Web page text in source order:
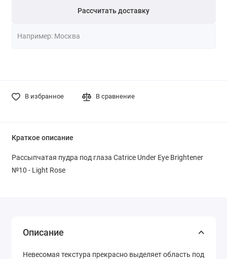
Рассчитать доставку
В избранное В сравнение
Краткое описание
Рассыпчатая пудра под глаза Catrice Under Eye Brightener
№10 - Light Rose
Описание
Невесомая текстура прекрасно выделяет область под